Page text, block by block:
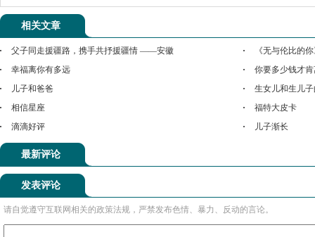
相关文章
父子同走援疆路，携手共抒援疆情 ——安徽
《无与伦比的
幸福离你有多远
你要多少钱才
儿子和爸爸
生女儿和生儿
相信星座
福特大皮卡
滴滴好评
儿子渐长
最新评论
发表评论
请自觉遵守互联网相关的政策法规，严禁发布色情、暴力、反动的言论。